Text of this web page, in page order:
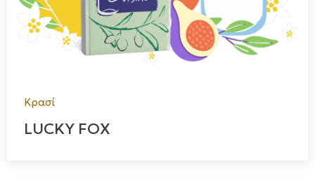
Κρασί
LUCKY FOX